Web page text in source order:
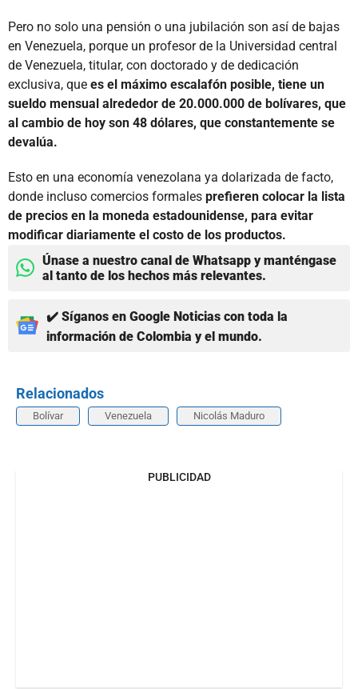
Pero no solo una pensión o una jubilación son así de bajas
en Venezuela, porque un profesor de la Universidad central
de Venezuela, titular, con doctorado y de dedicación
exclusiva, que es el máximo escalafón posible, tiene un
sueldo mensual alrededor de 20.000.000 de bolívares, que
al cambio de hoy son 48 dólares, que constantemente se
devalúa.
Esto en una economía venezolana ya dolarizada de facto,
donde incluso comercios formales prefieren colocar la lista
de precios en la moneda estadounidense, para evitar
modificar diariamente el costo de los productos.
Únase a nuestro canal de Whatsapp y manténgase
al tanto de los hechos más relevantes.
✔️ Síganos en Google Noticias con toda la
información de Colombia y el mundo.
Relacionados
Bolívar Venezuela Nicolás Maduro
PUBLICIDAD